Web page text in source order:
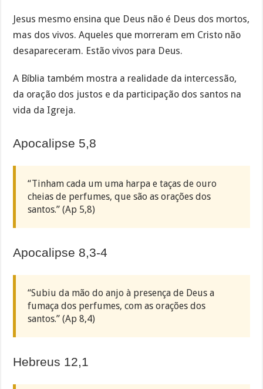
Jesus mesmo ensina que Deus não é Deus dos mortos,
mas dos vivos. Aqueles que morreram em Cristo não
desapareceram. Estão vivos para Deus.
A Bíblia também mostra a realidade da intercessão,
da oração dos justos e da participação dos santos na
vida da Igreja.
Apocalipse 5,8
“Tinham cada um uma harpa e taças de ouro
cheias de perfumes, que são as orações dos
santos.” (Ap 5,8)
Apocalipse 8,3-4
“Subiu da mão do anjo à presença de Deus a
fumaça dos perfumes, com as orações dos
santos.” (Ap 8,4)
Hebreus 12,1